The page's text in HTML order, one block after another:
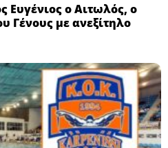
Ευγένιος ο Αιτωλός, ο
Γένους με ανεξίτηλο